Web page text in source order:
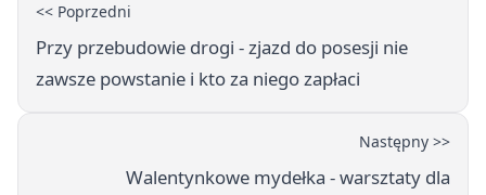
<< Poprzedni
Przy przebudowie drogi - zjazd do posesji nie
zawsze powstanie i kto za niego zapłaci
Następny >>
Walentynkowe mydełka - warsztaty dla